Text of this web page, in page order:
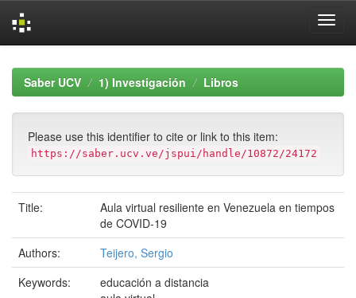
navigationSaber UCV 1) Investigación Libros
Please use this identifier to cite or link to this item:
https://saber.ucv.ve/jspui/handle/10872/24172
Title:
Aula virtual resiliente en Venezuela en tiempos
de COVID-19
Authors:
Teijero, Sergio
Keywords:
educación a distancia